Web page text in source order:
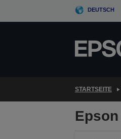
DEUTSCH
STARTSEITE